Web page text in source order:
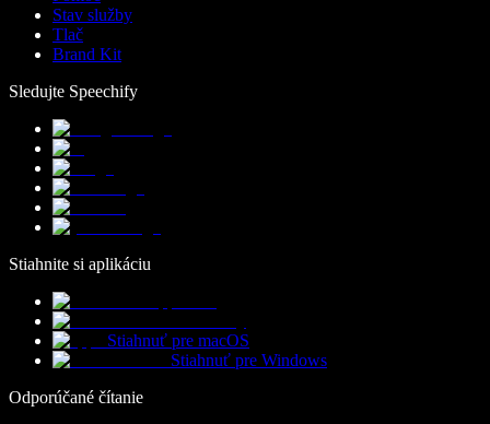
Stav služby
Tlač
Brand Kit
Sledujte Speechify
Stiahnite si aplikáciu
Stiahnuť pre macOS
Stiahnuť pre Windows
Odporúčané čítanie